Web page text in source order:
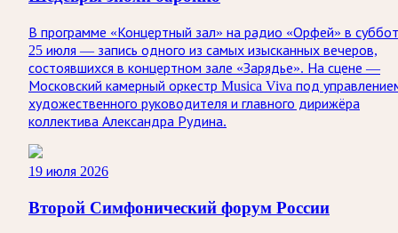
В программе «Концертный зал» на радио «Орфей» в
25 июля — запись одного из самых изысканных вечеров,
состоявшихся в концертном зале «Зарядье». На сцене —
Московский камерный оркестр Musica Viva под
художественного руководителя и главного дирижёра
коллектива Александра Рудина.
19 июля 2026
Второй Симфонический форум России